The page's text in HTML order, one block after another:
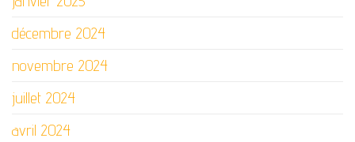
décembre 2024
novembre 2024
juillet 2024
avril 2024